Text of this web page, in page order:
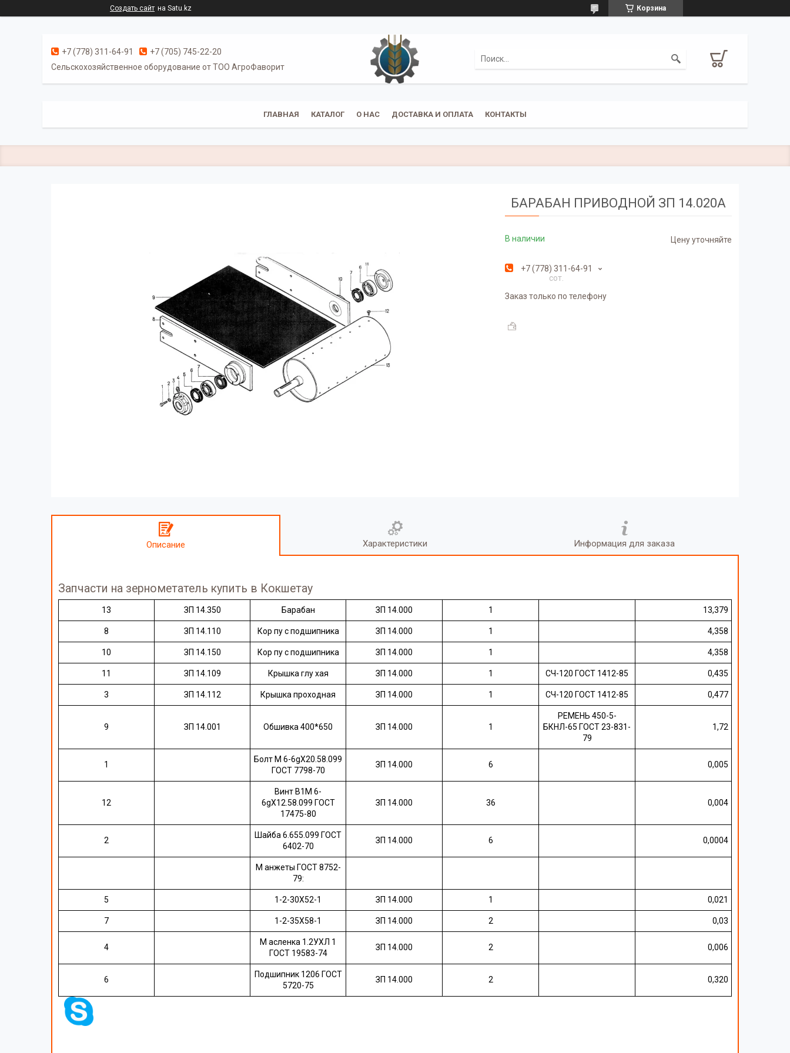
Создать сайт на Satu.kz Корзина
+7 (778) 311-64-91
+7 (705) 745-22-20
Cельскохозяйственное оборудование от ТОО АгроФаворит
ГЛАВНАЯ КАТАЛОГ О НАС ДОСТАВКА И ОПЛАТА КОНТАКТЫ
БАРАБАН ПРИВОДНОЙ ЗП 14.020А
В наличии Цену уточняйте
+7 (778) 311-64-91
сот.
Заказ только по телефону
Описание Характеристики Информация для заказа
Запчасти на зернометатель купить в Кокшетау
13 ЗП 14.350 Барабан ЗП 14.000 1 13,379
8 ЗП 14.110 Кор пу с подшипника ЗП 14.000 1 4,358
10 ЗП 14.150 Кор пу с подшипника ЗП 14.000 1 4,358
11 ЗП 14.109 Крышка глу хая ЗП 14.000 1 СЧ-120 ГОСТ 1412-85 0,435
3 ЗП 14.112 Крышка проходная ЗП 14.000 1 СЧ-120 ГОСТ 1412-85 0,477
9 ЗП 14.001 Обшивка 400*650 ЗП 14.000 1
РЕМЕНЬ 450-5-
БКНЛ-65 ГОСТ 23-831-
79
1,72
1
Болт М 6-6gХ20.58.099
ГОСТ 7798-70
ЗП 14.000 6 0,005
12
Винт В1М 6-
6gХ12.58.099 ГОСТ
17475-80
ЗП 14.000 36 0,004
2
Шайба 6.655.099 ГОСТ
6402-70
ЗП 14.000 6 0,0004
М анжеты ГОСТ 8752-
79:
5 1-2-30Х52-1 ЗП 14.000 1 0,021
7 1-2-35Х58-1 ЗП 14.000 2 0,03
4
М асленка 1.2УХЛ 1
ГОСТ 19583-74
ЗП 14.000 2 0,006
6
Подшипник 1206 ГОСТ
5720-75
ЗП 14.000 2 0,320